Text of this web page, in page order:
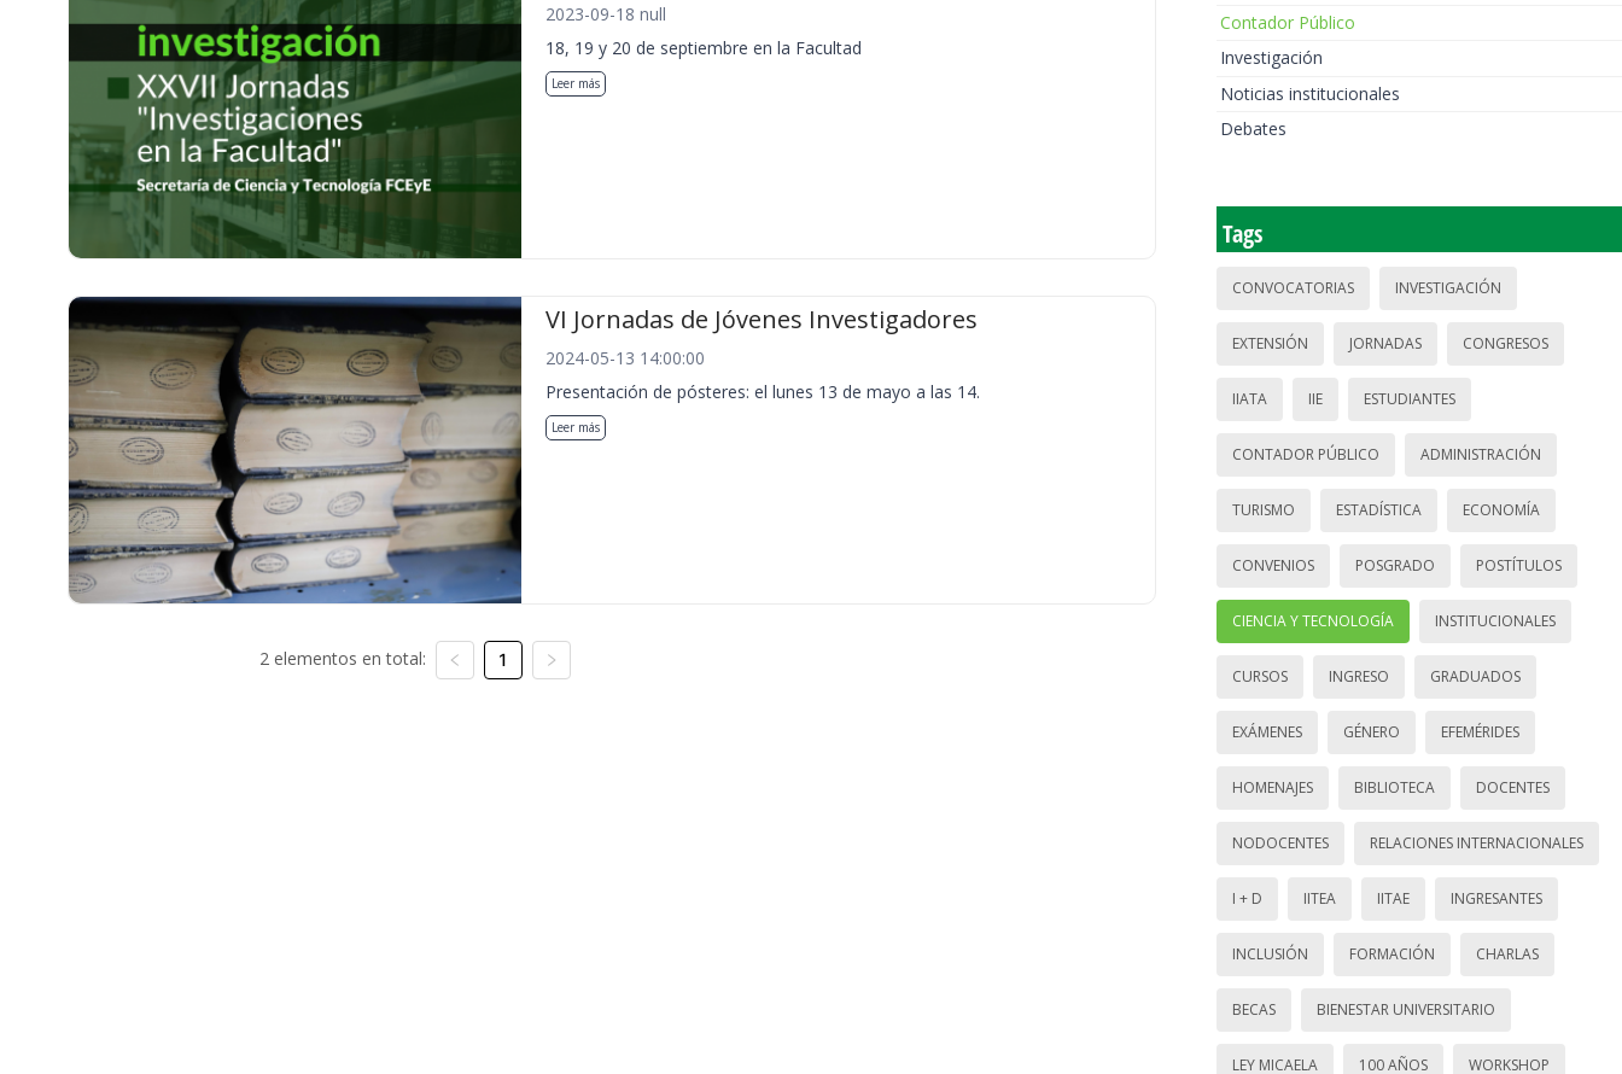
2023-09-18 null
18, 19 y 20 de septiembre en la Facultad
Leer más
VI Jornadas de Jóvenes Investigadores
2024-05-13 14:00:00
Presentación de pósteres: el lunes 13 de mayo a las 14.
Leer más
2 elementos en total: 1
Contador Público
Investigación
Noticias institucionales
Debates
Tags
CONVOCATORIAS INVESTIGACIÓN
EXTENSIÓN JORNADAS CONGRESOS
IIATA IIE ESTUDIANTES
CONTADOR PÚBLICO ADMINISTRACIÓN
TURISMO ESTADÍSTICA ECONOMÍA
CONVENIOS POSGRADO POSTÍTULOS
CIENCIA Y TECNOLOGÍA INSTITUCIONALES
CURSOS INGRESO GRADUADOS
EXÁMENES GÉNERO EFEMÉRIDES
HOMENAJES BIBLIOTECA DOCENTES
NODOCENTES RELACIONES INTERNACIONALES
I + D IITEA IITAE INGRESANTES
INCLUSIÓN FORMACIÓN CHARLAS
BECAS BIENESTAR UNIVERSITARIO
LEY MICAELA 100 AÑOS WORKSHOP